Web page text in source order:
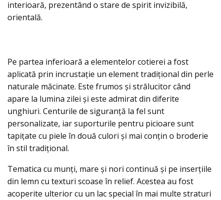
interioară, prezentând o stare de spirit invizibilă,
orientală.
Pe partea inferioară a elementelor cotierei a fost
aplicată prin incrustație un element tradiţional din perle
naturale măcinate. Este frumos şi strălucitor când
apare la lumina zilei şi este admirat din diferite
unghiuri. Centurile de siguranţă la fel sunt
personalizate, iar suporturile pentru picioare sunt
tapiţate cu piele în două culori şi mai conţin o broderie
în stil tradiţional.
Tematica cu munţi, mare şi nori continuă şi pe inserţiile
din lemn cu texturi scoase în relief. Acestea au fost
acoperite ulterior cu un lac special în mai multe straturi